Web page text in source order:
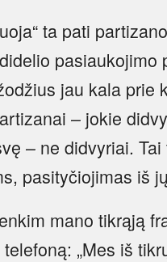
ta pati
pasiaukojimo
jau kala prie
– jokie
– ne didvyriai.
pasityčiojimas iš
mano tikrąją
„Mes iš